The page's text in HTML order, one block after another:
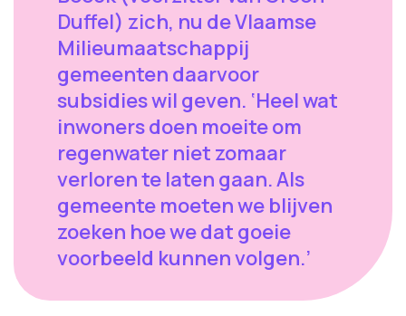
Duffel) zich, nu de Vlaamse
Milieumaatschappij
gemeenten daarvoor
subsidies wil geven. ‘Heel wat
inwoners doen moeite om
regenwater niet zomaar
verloren te laten gaan. Als
gemeente moeten we blijven
zoeken hoe we dat goeie
voorbeeld kunnen volgen.’